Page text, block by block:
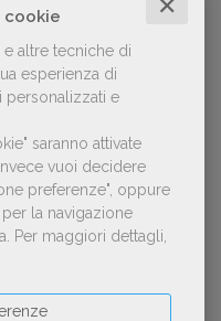
altre tecniche di
esperienza di
personalizzati e
saranno attivate
vuoi decidere
preferenze", oppure
la navigazione
Per maggiori dettagli,
testi ricevuti per
aggiunto
product